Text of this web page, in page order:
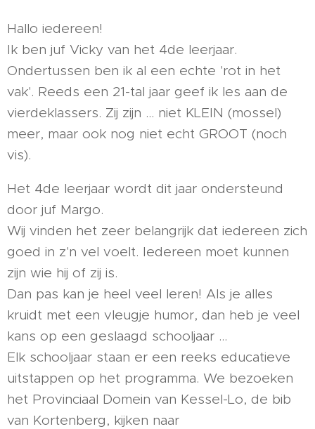
Hallo iedereen!
Ik ben juf Vicky van het 4de leerjaar.
Ondertussen ben ik al een echte 'rot in het
vak'. Reeds een 21-tal jaar geef ik les aan de
vierdeklassers. Zij zijn … niet KLEIN (mossel)
meer, maar ook nog niet echt GROOT (noch
vis).
Het 4de leerjaar wordt dit jaar ondersteund
door juf Margo.
Wij vinden het zeer belangrijk dat iedereen zich
goed in z'n vel voelt. Iedereen moet kunnen
zijn wie hij of zij is.
Dan pas kan je heel veel leren! Als je alles
kruidt met een vleugje humor, dan heb je veel
kans op een geslaagd schooljaar …
Elk schooljaar staan er een reeks educatieve
uitstappen op het programma. We bezoeken
het Provinciaal Domein van Kessel-Lo, de bib
van Kortenberg, kijken naar